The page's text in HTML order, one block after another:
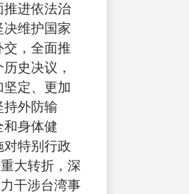
推进依法治
维护国家
，全面推
史决议，
定、更加
外防输
身体健
特别行政
大转折，深
干涉台湾事